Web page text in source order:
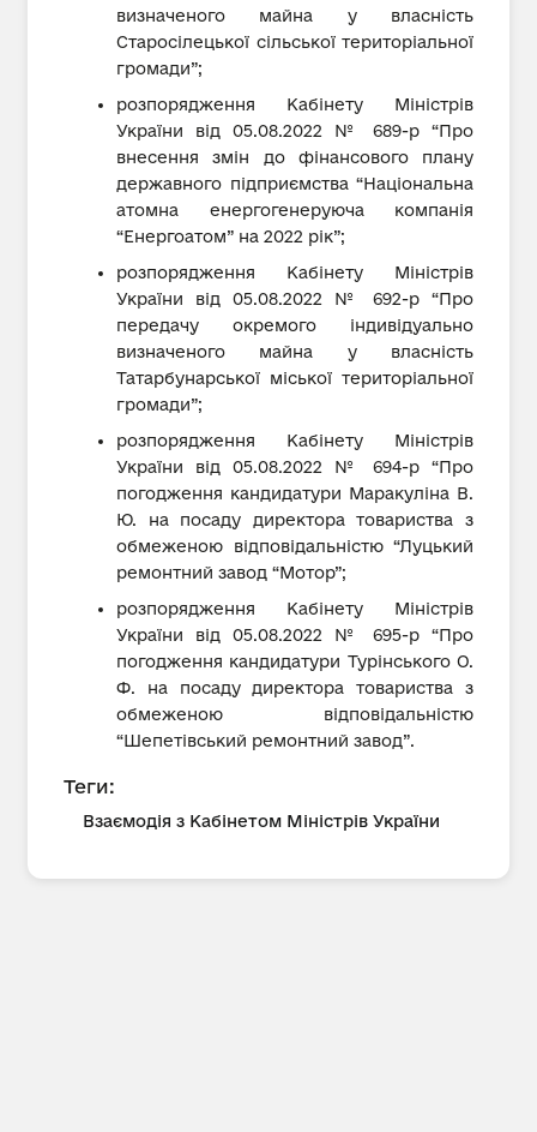
визначеного майна у власність
Старосілецької сільської територіальної
громади”;
розпорядження Кабінету Міністрів
України від 05.08.2022 № 689-р “Про
внесення змін до фінансового плану
державного підприємства “Національна
атомна енергогенеруюча компанія
“Енергоатом” на 2022 рік”;
розпорядження Кабінету Міністрів
України від 05.08.2022 № 692-р “Про
передачу окремого індивідуально
визначеного майна у власність
Татарбунарської міської територіальної
громади”;
розпорядження Кабінету Міністрів
України від 05.08.2022 № 694-р “Про
погодження кандидатури Маракуліна В.
Ю. на посаду директора товариства з
обмеженою відповідальністю “Луцький
ремонтний завод “Мотор”;
розпорядження Кабінету Міністрів
України від 05.08.2022 № 695-р “Про
погодження кандидатури Турінського О.
Ф. на посаду директора товариства з
обмеженою відповідальністю
“Шепетівський ремонтний завод”.
Теги:
Взаємодія з Кабінетом Міністрів України